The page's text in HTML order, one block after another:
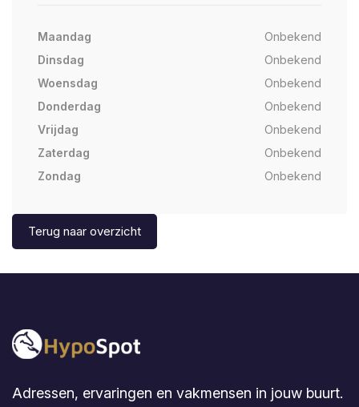
Maandag
Onbekend
Dinsdag
Onbekend
Woensdag
Onbekend
Donderdag
Onbekend
Vrijdag
Onbekend
Zaterdag
Onbekend
Zondag
Onbekend
Terug naar overzicht
Adressen, ervaringen en vakmensen in jouw buurt.